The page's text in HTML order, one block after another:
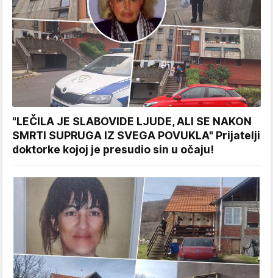
"LEČILA JE SLABOVIDE LJUDE, ALI SE NAKON
SMRTI SUPRUGA IZ SVEGA POVUKLA" Prijatelji
doktorke kojoj je presudio sin u očaju!